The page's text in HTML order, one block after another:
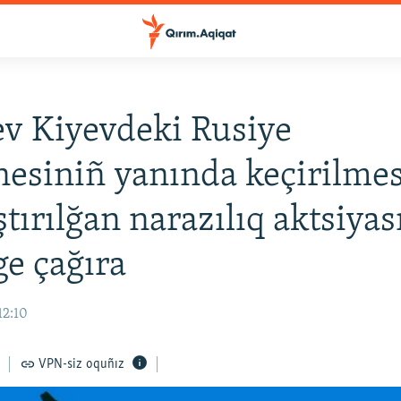
Kiyevdeki Rusiye
yanında
narazılıq
çağıra
VPN-siz oquñız